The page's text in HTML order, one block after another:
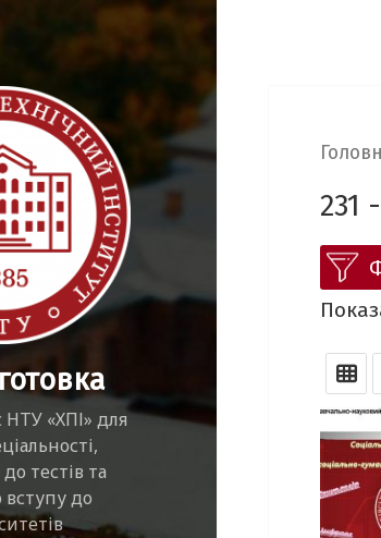
НТУ «ХПІ» для
тестів та
вступу до
231